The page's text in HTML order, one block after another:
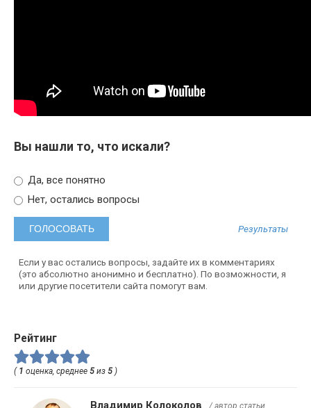
Вы нашли то, что искали?
Да, все понятно
Нет, остались вопросы
Результаты
Если у вас остались вопросы, задайте их в комментариях
(это абсолютно анонимно и бесплатно). По возможности, я
или другие посетители сайта помогут вам.
Рейтинг
( 1 оценка, среднее 5 из 5 )
Владимир Колоколов / автор статьи